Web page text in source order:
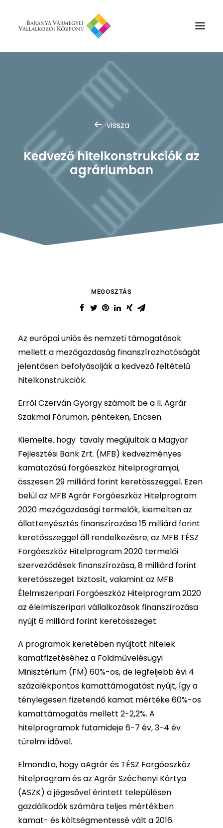
Rólunk
Szolgáltatások
Hírek
Partnerek
Kapcsolat
Keresés
vissza
Kedvező hitelkonstrukciók az
agráriumban
MEGOSZTÁS
Az európai uniós és nemzeti támogatások
mellett a mezőgazdaság finanszírozhatóságát
jelentősen befolyásolják a kedvező feltételű
hitelkonstrukciók.
Erről Czerván György számolt be a II. Agrár
Szakmai Fórumon, pénteken, Encsen.
Kiemelte. hogy tavaly megújultak a Magyar
Fejlesztési Bank Zrt. (MFB) kedvezményes
kamatozású forgóeszköz hitelprogramjai,
összesen 29 milliárd forint keretösszeggel. Ezen
belül az MFB Agrár Forgóeszköz Hitelprogram
2020 mezőgazdasági termelők, kiemelten az
állattenyésztés finanszírozása 15 milliárd forint
keretösszeggel áll rendelkezésre; az MFB TÉSZ
Forgóeszköz Hitelprogram 2020 termelői
szerveződések finanszírozása, 8 milliárd forint
keretösszeget biztosít, valamint az MFB
Élelmiszeripari Forgóeszköz Hitelprogram 2020
az élelmiszeripari vállalkozások finanszírozása
nyújt 6 milliárd forint keretösszeget.
A programok keretében nyújtott hitelek
kamatfizetéséhez a Földművelésügyi
Minisztérium (FM) 60%-os, de legfeljebb évi 4
százalékpontos kamattámogatást nyújt, így a
ténylegesen fizetendő kamat mértéke 60%-os
kamattámogatás mellett 2-2,2%. A
hitelprogramok futamideje 6-7 év, 3-4 év
türelmi idővel.
Elmondta, hogy aAgrár és TÉSZ Forgóeszköz
hitelprogram és az Agrár Széchenyi Kártya
(ASZK) a jégesővel érintett településen
gazdálkodók számára teljes mértékben
kamat- és költségmentessé vált a 2016.